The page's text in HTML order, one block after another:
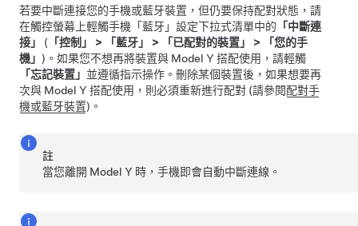
若要中斷連接您的手機或藍牙裝置，但仍要保持配對狀態，請
在觸控螢幕上輕觸手機「藍牙」設定下拉式清單中的 「中斷連
接」
( 「控制」 > 「藍牙」 > 「已配對的裝置」 >
「您的手
機」 )。如果您不想再將裝置與 Model Y 搭配使用，請輕觸
「忘記裝置」 並遵循指示操作。刪除某個裝置後，如果想要再
次與 Model Y 搭配使用，則必須重新進行配對 (請參閱配對手
機或藍牙裝置)。
註
當您離開 Model Y 時，手機即會自動中斷連線。